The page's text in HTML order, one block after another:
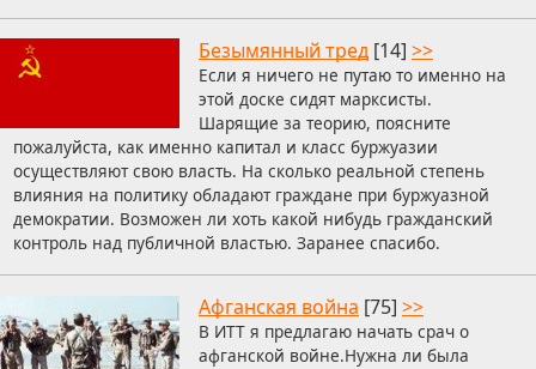
Безымянный тред [14] >>
Если я ничего не путаю то именно на
этой доске сидят марксисты.
Шарящие за теорию, поясните
пожалуйста, как именно капитал и класс буржуазии
осуществляют свою власть. На сколько реальной степень
влияния на политику обладают граждане при буржуазной
демократии. Возможен ли хоть какой нибудь гражданский
контроль над публичной властью. Заранее спасибо.
Афганская война [75] >>
В ИТТ я предлагаю начать срач о
афганской войне.Нужна ли была